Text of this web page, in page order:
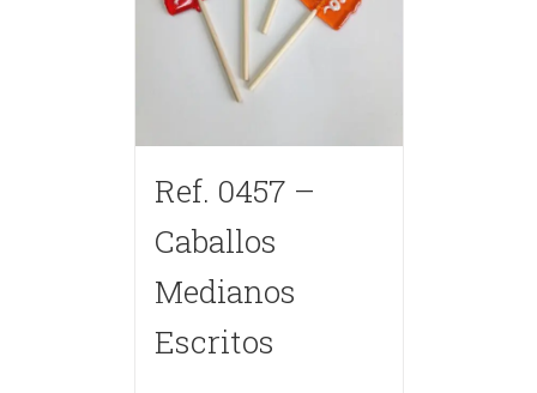
Ref. 0457 –
Caballos
Medianos
Escritos